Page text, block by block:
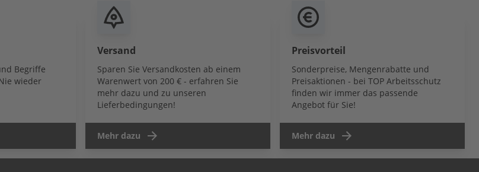
Begriffe
wieder
Versand
Sparen Sie Versandkosten ab einem
Warenwert von 200 € - erfahren Sie
mehr dazu und zu unseren
Lieferbedingungen!
Mehr dazu
Preisvorteil
Sonderpreise, Mengenrabatte und
Preisaktionen - bei TOP Arbeitsschutz
finden wir immer das passende
Angebot für Sie!
Mehr dazu